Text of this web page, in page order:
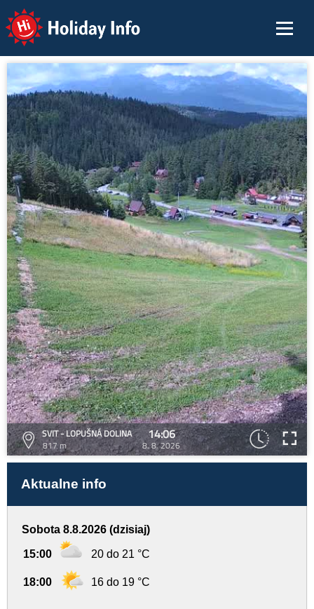
Holiday Info
SVIT - LOPUŠNÁ DOLINA
817 m
14:06
8. 8. 2026
Aktualne info
Sobota 8.8.2026 (dzisiaj)
15:00 20 do 21 °C
18:00 16 do 19 °C